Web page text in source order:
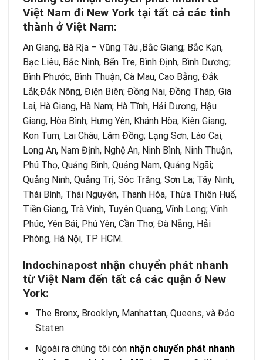
Việt Nam đi New York tại tất cả các tỉnh
thành ở Việt Nam:
An Giang, Bà Rịa – Vũng Tàu ,Bắc Giang; Bắc Kạn,
Bạc Liêu, Bắc Ninh, Bến Tre, Bình Định, Bình Dương;
Bình Phước, Bình Thuận, Cà Mau, Cao Bằng, Đắk
Lắk,Đắk Nông, Điện Biên; Đồng Nai, Đồng Tháp, Gia
Lai, Hà Giang, Hà Nam; Hà Tĩnh, Hải Dương, Hậu
Giang, Hòa Bình, Hưng Yên, Khánh Hòa, Kiên Giang,
Kon Tum, Lai Châu, Lâm Đồng; Lạng Sơn, Lào Cai,
Long An, Nam Định, Nghệ An, Ninh Bình, Ninh Thuận,
Phú Thọ, Quảng Bình, Quảng Nam, Quảng Ngãi;
Quảng Ninh, Quảng Trị, Sóc Trăng, Sơn La; Tây Ninh,
Thái Bình, Thái Nguyên, Thanh Hóa, Thừa Thiên Huế,
Tiền Giang, Trà Vinh, Tuyên Quang, Vĩnh Long; Vĩnh
Phúc, Yên Bái, Phú Yên, Cần Thơ, Đà Nẵng, Hải
Phòng, Hà Nội, TP HCM.
Indochinapost nhận chuyển phát nhanh
từ Việt Nam đến tất cả các quận ở New
York:
The Bronx, Brooklyn, Manhattan, Queens, và Đảo
Staten
Ngoài ra chúng tôi còn nhận chuyển phát nhanh